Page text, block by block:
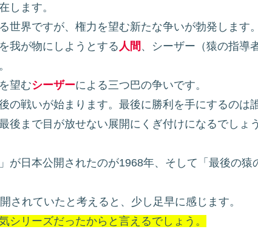
します。
世界ですが、権力を望む新たな争いが勃発します。
我が物にしようとする 人間 、シーザー（猿の指導
。
望むシーザーによる三つ巴の争いです。
の戦いが始まります。最後に勝利を手にするのは
後まで目が放せない展開にくぎ付けになるでしょう
が日本公開されたのが1968年、そして「最後の猿
されていたと考えると、少し足早に感じます。
シリーズだったからと言えるでしょう。